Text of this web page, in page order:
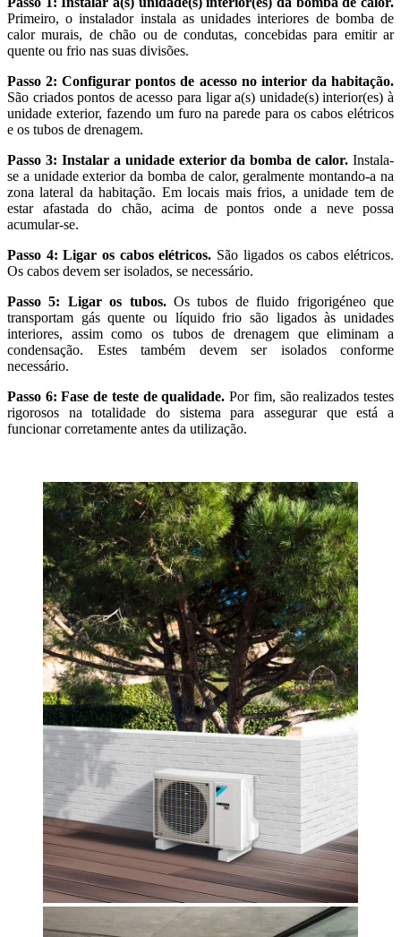
Primeiro, o instalador instala as unidades interiores de bomba de
calor murais, de chão ou de condutas, concebidas para emitir ar
quente ou frio nas suas divisões.
Passo 2: Configurar pontos de acesso no interior da habitação.
São criados pontos de acesso para ligar a(s) unidade(s) interior(es) à
unidade exterior, fazendo um furo na parede para os cabos elétricos
e os tubos de drenagem.
Passo 3: Instalar a unidade exterior da bomba de calor. Instala-
se a unidade exterior da bomba de calor, geralmente montando-a na
zona lateral da habitação. Em locais mais frios, a unidade tem de
estar afastada do chão, acima de pontos onde a neve possa
acumular-se.
Passo 4: Ligar os cabos elétricos. São ligados os cabos elétricos.
Os cabos devem ser isolados, se necessário.
Passo 5: Ligar os tubos. Os tubos de fluido frigorigéneo que
transportam gás quente ou líquido frio são ligados às unidades
interiores, assim como os tubos de drenagem que eliminam a
condensação. Estes também devem ser isolados conforme
necessário.
Passo 6: Fase de teste de qualidade. Por fim, são realizados testes
rigorosos na totalidade do sistema para assegurar que está a
funcionar corretamente antes da utilização.